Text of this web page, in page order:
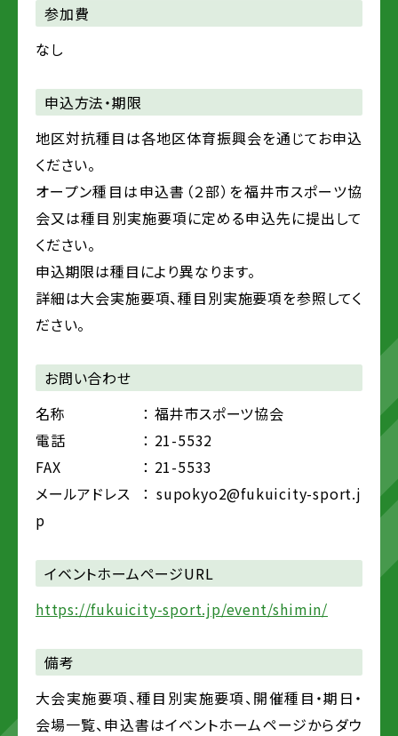
参加費
なし
申込方法・期限
地区対抗種目は各地区体育振興会を通じてお申込
ください。
オープン種目は申込書（２部）を福井市スポーツ協
会又は種目別実施要項に定める申込先に提出して
ください。
申込期限は種目により異なります。
詳細は大会実施要項、種目別実施要項を参照してく
ださい。
お問い合わせ
名称
： 福井市スポーツ協会
電話
： 21-5532
FAX
： 21-5533
メールアドレス
： supokyo2@fukuicity-sport.j
p
イベントホームページURL
https://fukuicity-sport.jp/event/shimin/
備考
大会実施要項、種目別実施要項、開催種目・期日・
会場一覧、申込書はイベントホームページからダウ